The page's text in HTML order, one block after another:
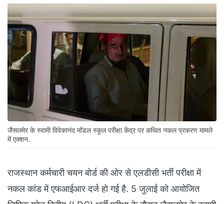
जैसलमेर के स्वामी विवेकानंद मॉडल स्कूल परीक्षा केंद्र पर कथित नकल प्रकरण मामले
में एक्शन.
राजस्थान कर्मचारी चयन बोर्ड की ओर से एलडीसी भर्ती परीक्षा में
नकल कांड में एफआईआर दर्ज हो गई है. 5 जुलाई को आयोजित